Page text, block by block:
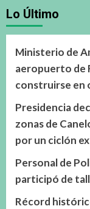
Lo Último
Ministerio de
aeropuerto de
construirse en
Presidencia
zonas de
por un ciclón
Personal de
participó de
Récord